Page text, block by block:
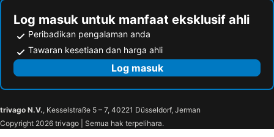
Log masuk untuk manfaat eksklusif ahli
Peribadikan pengalaman anda
Tawaran kesetiaan dan harga ahli
Log masuk
trivago N.V., Kesselstraße 5 – 7, 40221 Düsseldorf, Jerman
Copyright 2026 trivago | Semua hak terpelihara.